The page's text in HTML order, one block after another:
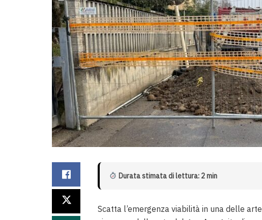
Durata stimata di lettura: 2 min
Scatta l’emergenza viabilità in una delle